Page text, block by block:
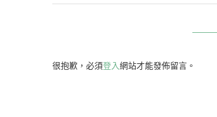
很抱歉，必須登入網站才能發佈留言。